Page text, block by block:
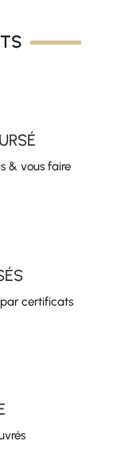
& vous faire
par certificats